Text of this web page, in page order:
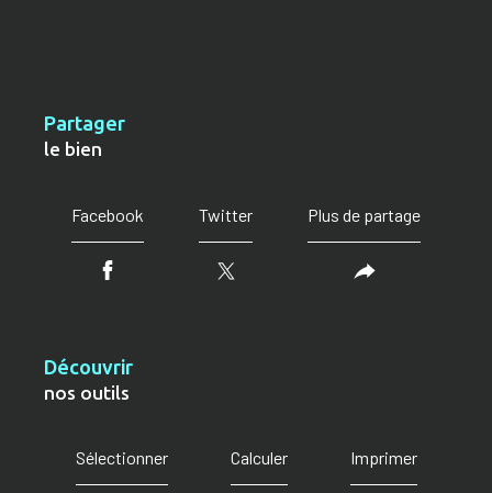
partager
le bien
Facebook Twitter Plus de partage
découvrir
nos outils
Sélectionner Calculer Imprimer